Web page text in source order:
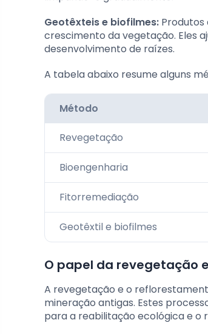
Geotêxteis e biofilmes:
crescimento da vegetação. Eles
desenvolvimento de raízes.
A tabela abaixo resume alguns
Método
Revegetação
Bioengenharia
Fitorremediação
Geotêxtil e biofilmes
O papel da revegetação
A revegetação e o
mineração antigas. Estes
para a reabilitação ecológica e o